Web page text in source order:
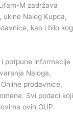
M zadržava
Nalog Kupca,
kao i bilo kog
potpune informacije
Naloga,
prodavnice,
Svi podaci koji
ovih OUP.